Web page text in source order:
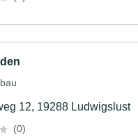
12, 19288 Ludwigslust
(0)